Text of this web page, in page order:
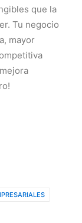
que la
Tu negocio
mayor